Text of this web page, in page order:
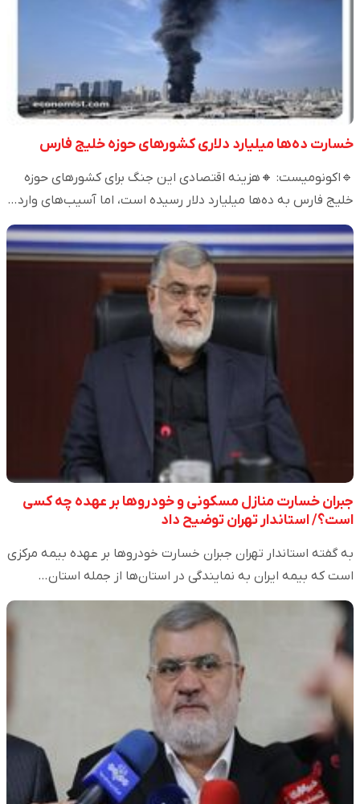
خسارت ده‌ها میلیارد دلاری کشورهای حوزه خلیج فارس
🔹اکونومیست: 🔸هزینه اقتصادی این جنگ برای کشورهای حوزه
خلیج فارس به ده‌ها میلیارد دلار رسیده است، اما آسیب‌های وارد…
جبران خسارت منازل مسکونی و خودروها بر عهده چه کسی
است؟/ استاندار تهران توضیح داد
به گفته استاندار تهران جبران خسارت خودروها بر عهده بیمه مرکزی
است که بیمه ایران به نمایندگی در استان‌ها از جمله استان…